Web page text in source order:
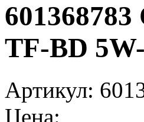
TF-BD
Артикул:
Цена: